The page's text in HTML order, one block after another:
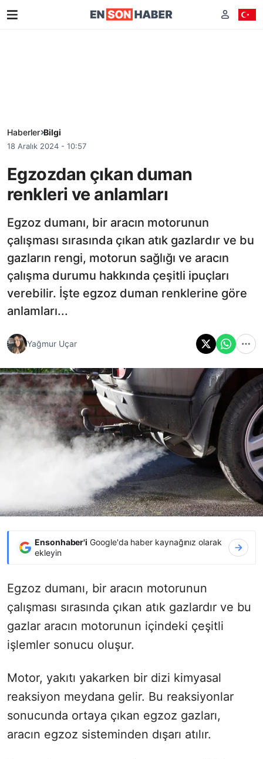
Haberler Bilgi
18 Aralık 2024 - 10:57
Egzozdan çıkan duman
renkleri ve anlamları
Egzoz dumanı, bir aracın motorunun
çalışması sırasında çıkan atık gazlardır ve bu
gazların rengi, motorun sağlığı ve aracın
çalışma durumu hakkında çeşitli ipuçları
verebilir. İşte egzoz duman renklerine göre
anlamları...
Yağmur Uçar
Ensonhaber'i Google'da haber kaynağınız olarak
ekleyin
Egzoz dumanı, bir aracın motorunun
çalışması sırasında çıkan atık gazlardır ve bu
gazlar aracın motorunun içindeki çeşitli
işlemler sonucu oluşur.
Motor, yakıtı yakarken bir dizi kimyasal
reaksiyon meydana gelir. Bu reaksiyonlar
sonucunda ortaya çıkan egzoz gazları,
aracın egzoz sisteminden dışarı atılır.